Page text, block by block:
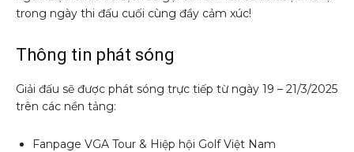
trong ngày thi đấu cuối cùng đầy cảm xúc!
Thông tin phát sóng
Giải đấu sẽ được phát sóng trực tiếp từ ngày 19 – 21/3/2025
trên các nền tảng:
Fanpage VGA Tour & Hiệp hội Golf Việt Nam